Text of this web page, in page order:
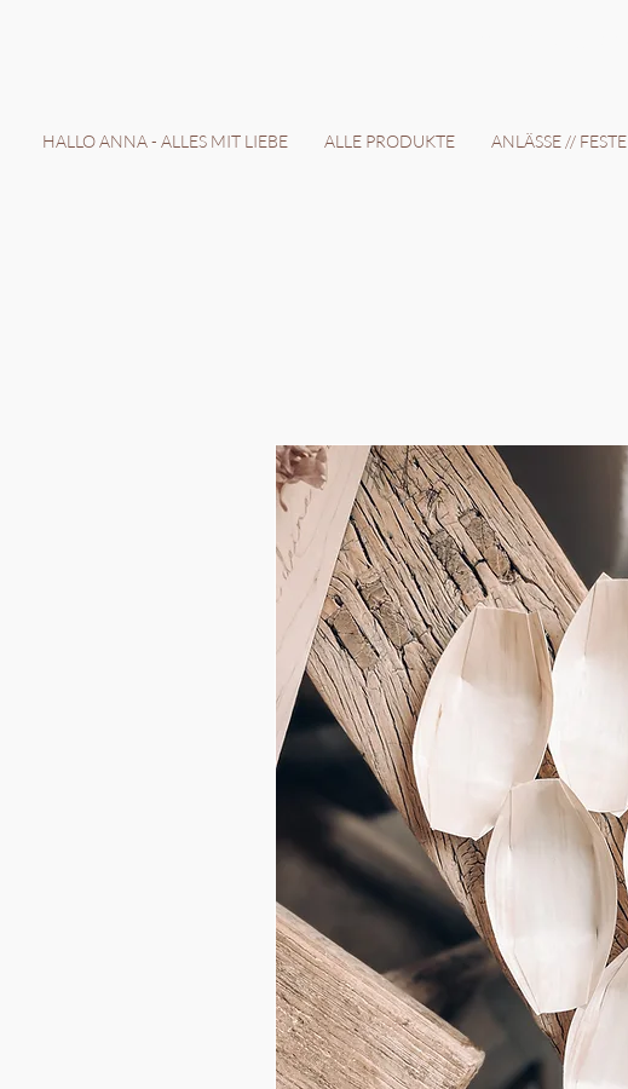
HALLO ANNA - ALLES MIT LIEBE ALLE PRODUKTE ANLÄSSE // FESTE